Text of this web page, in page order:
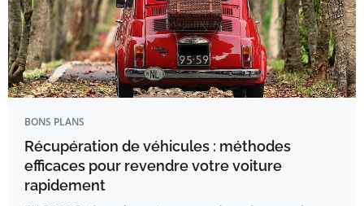
BONS PLANS
Récupération de véhicules : méthodes
efficaces pour revendre votre voiture
rapidement